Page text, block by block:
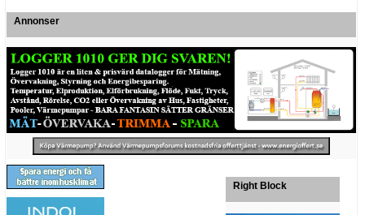
Annonser
Right Block